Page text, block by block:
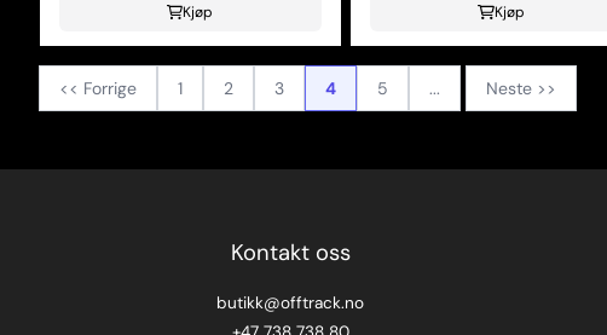
Kjøp
Kjøp
<< Forrige 1 2 3 4 5 ... Neste >>
Kontakt oss
butikk@offtrack.no